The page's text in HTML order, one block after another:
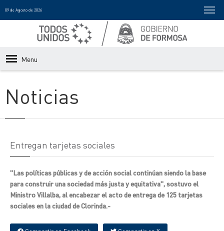
09 de Agosto de 2026
Menu
Noticias
Entregan tarjetas sociales
"Las políticas públicas y de acción social continúan siendo la base
para construir una sociedad más justa y equitativa", sostuvo el
Ministro Villalba, al encabezar el acto de entrega de 125 tarjetas
sociales en la ciudad de Clorinda.-